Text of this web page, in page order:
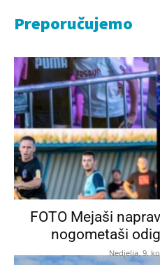
Preporučujemo
FOTO Mejaši
nogometaši
Nedjelja, 9.